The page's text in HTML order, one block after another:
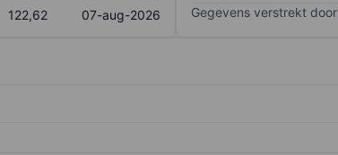
122,62 07-aug-2026 Gegevens verstrekt door